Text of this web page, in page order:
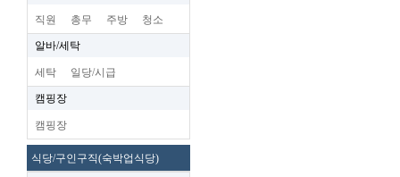
직원 총무 주방 청소
알바/세탁
세탁 일당/시급
캠핑장
캠핑장
식당/구인구직(숙박업식당)